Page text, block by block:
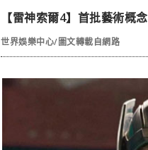
【雷神索爾4】首批藝術概
世界娛樂中心/圖文轉載自網路